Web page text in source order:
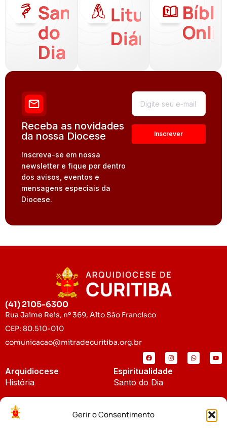
Gerir o Consentimento
Santo
do
Dia
Liturgia
Diária
Receba as novidades
da nossa Diocese
Inscreva-se em nossa
newsletter e fique por dentro
dos avisos, eventos e
mensagens especiais da
Diocese.
(41) 2105-6300
Rua Jaime Reis, nº 369, Alto São Francisco
CEP: 80.510-010
comunicacao@mitradecuritiba.org.br
Arquidiocese
História
Padroeira
Espiritualidade
Santo do Dia